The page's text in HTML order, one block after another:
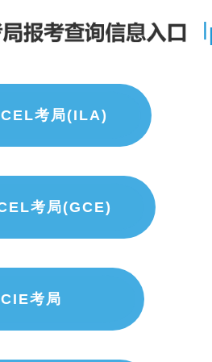
考局(ILA)
考局(GCE)
CIE考局